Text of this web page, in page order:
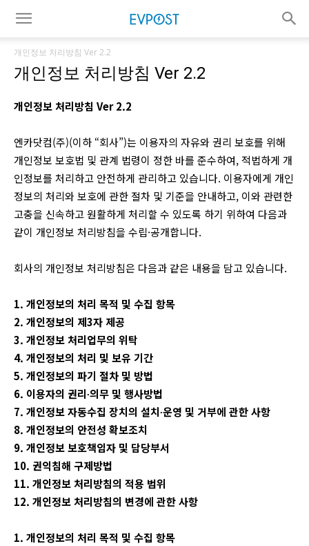
개인정보 처리방침 Ver 2.2
개인정보 처리방침 Ver 2.2
개인정보 처리방침 Ver 2.2
엔카닷컴(주)(이하 “회사”)는 이용자의 자유와 권리 보호를 위해
개인정보 보호법 및 관계 법령이 정한 바를 준수하여, 적법하게 개
인정보를 처리하고 안전하게 관리하고 있습니다. 이용자에게 개인
정보의 처리와 보호에 관한 절차 및 기준을 안내하고, 이와 관련한
고충을 신속하고 원활하게 처리할 수 있도록 하기 위하여 다음과
같이 개인정보 처리방침을 수립·공개합니다.
회사의 개인정보 처리방침은 다음과 같은 내용을 담고 있습니다.
1. 개인정보의 처리 목적 및 수집 항목
2. 개인정보의 제3자 제공
3. 개인정보 처리업무의 위탁
4. 개인정보의 처리 및 보유 기간
5. 개인정보의 파기 절차 및 방법
6. 이용자의 권리∙의무 및 행사방법
7. 개인정보 자동수집 장치의 설치∙운영 및 거부에 관한 사항
8. 개인정보의 안전성 확보조치
9. 개인정보 보호책임자 및 담당부서
10. 권익침해 구제방법
11. 개인정보 처리방침의 적용 범위
12. 개인정보 처리방침의 변경에 관한 사항
1. 개인정보의 처리 목적 및 수집 항목